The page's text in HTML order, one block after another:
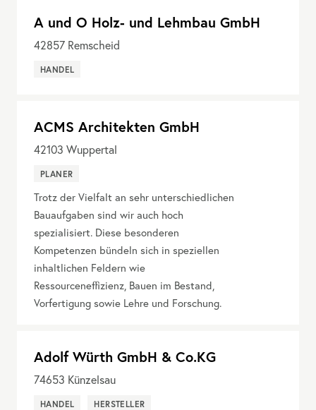
A und O Holz- und Lehmbau GmbH
42857 Remscheid
HANDEL
ACMS Architekten GmbH
42103 Wuppertal
PLANER
Trotz der Vielfalt an sehr unterschiedlichen
Bauaufgaben sind wir auch hoch
spezialisiert. Diese besonderen
Kompetenzen bündeln sich in speziellen
inhaltlichen Feldern wie
Ressourceneffizienz, Bauen im Bestand,
Vorfertigung sowie Lehre und Forschung.
Adolf Würth GmbH & Co.KG
74653 Künzelsau
HANDEL HERSTELLER